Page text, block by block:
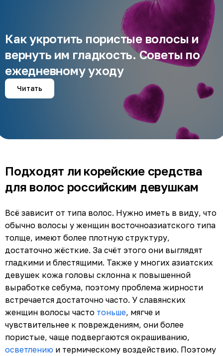
Как укротить пористые волосы и
вернуть им гладкость. Советы по
ежедневному уходу
Читать
Подходят ли корейские средства
для волос российским девушкам
Всё зависит от типа волос. Нужно иметь в виду, что
обычно волосы у женщин восточноазиатского типа
толще, имеют более плотную структуру,
достаточно жёсткие. За счёт этого они выглядят
гладкими и блестящими. Также у многих азиатских
девушек кожа головы склонна к повышенной
выработке себума, поэтому проблема жирности
встречается достаточно часто. У славянских
женщин волосы часто тоньше, мягче и
чувствительнее к повреждениям, они более
пористые, чаще подвергаются окрашиванию,
осветлению и термическому воздействию. Поэтому